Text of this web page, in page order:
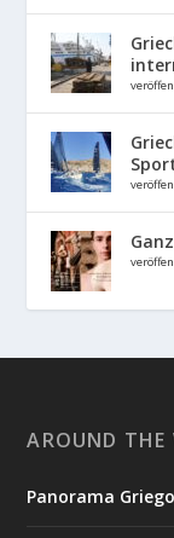
AROUND THE
Panorama Griego